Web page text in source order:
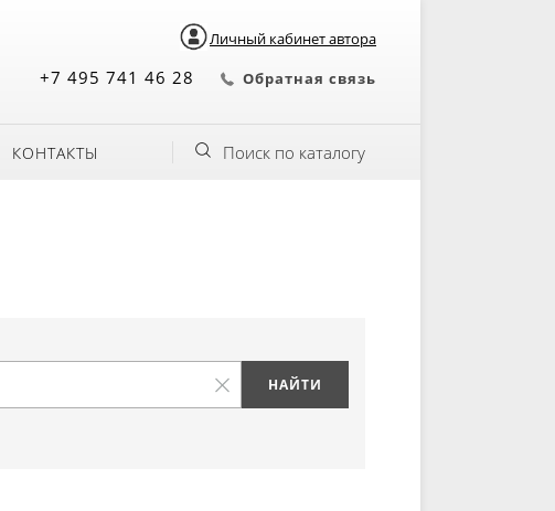
Личный кабинет автора
+7 495 741 46 28 Обратная связь
КОНТАКТЫ Поиск по каталогу